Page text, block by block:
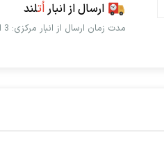
ارسال از انباراُتلند
مدت زمان ارسال از انبار مرکزی: 3 الی 5 روز کاری